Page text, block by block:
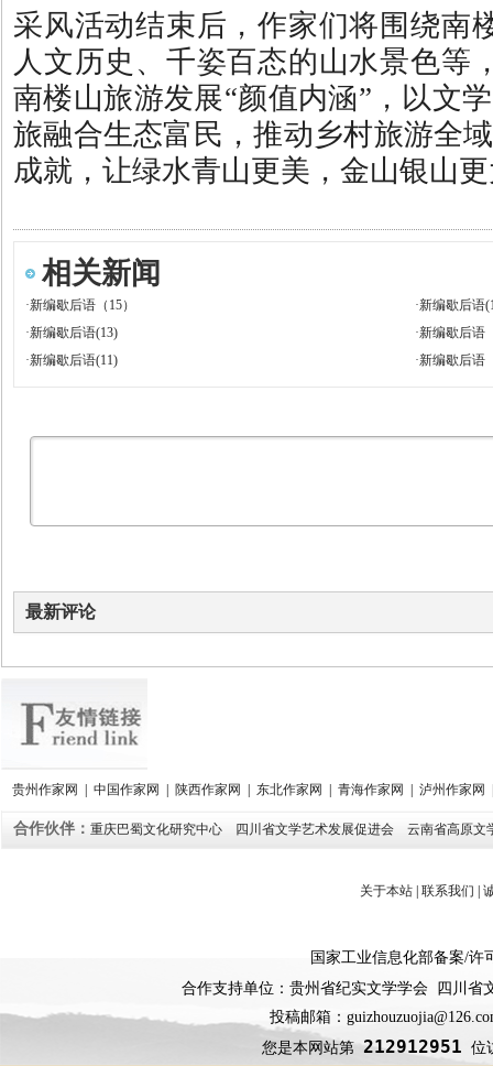
采风活动结束后，作家们将围绕南
人文历史、千姿百态的山水景色等
南楼山旅游发展“颜值内涵”，以文
旅融合生态富民，推动乡村旅游全
成就，让绿水青山更美，金山银山
相关新闻
·新编歇后语（15） ·新编歇后语
·新编歇后语(13) ·新编歇后语
·新编歇后语(11) ·新编歇后语
最新评论
贵州作家网 | 中国作家网 | 陕西作家网 | 东北作家网 | 青海作家网 | 泸州作家网
合作伙伴： 重庆巴蜀文化研究中心 四川省文学艺术发展促进会 云南省高原文
关于本站| 联系我们 |
国家工业信息化部备案/许
合作支持单位：贵州省纪实文学学会 四川
投稿邮箱：
您是本网站第212912951